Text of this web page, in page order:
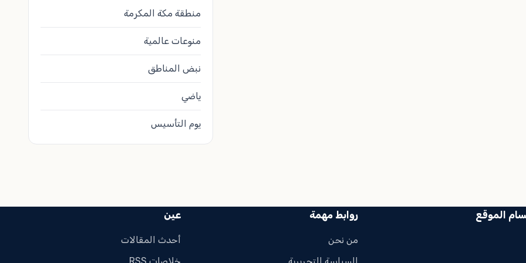
منطقة مكة المكرمة
منوعات عالمية
نبض المناطق
ياضي
يوم التأسيس
الموقع روابط مهمة
من نحن
السياسة التحريرية
عين
أحدث المقالات
خلاصات RSS